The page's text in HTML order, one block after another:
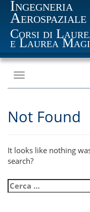
Ingegneria
Aerospaziale
Corsi di
e Laurea
Toggle
navigation
Not Found
It looks like nothing
search?